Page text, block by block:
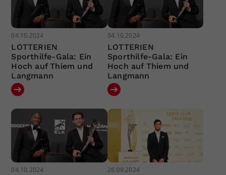
04.10.2024
LOTTERIEN
Sporthilfe-Gala: Ein
Hoch auf Thiem und
Langmann
04.10.2024
LOTTERIEN
Sporthilfe-Gala: Ein
Hoch auf Thiem und
Langmann
04.10.2024 26.09.2024